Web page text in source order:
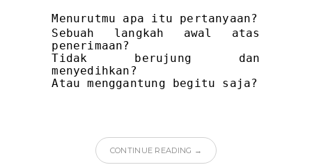
Menurutmu apa itu pertanyaan?
Sebuah langkah awal atas
penerimaan?
Tidak berujung dan
menyedihkan?
Atau menggantung begitu saja?
CONTINUE READING →